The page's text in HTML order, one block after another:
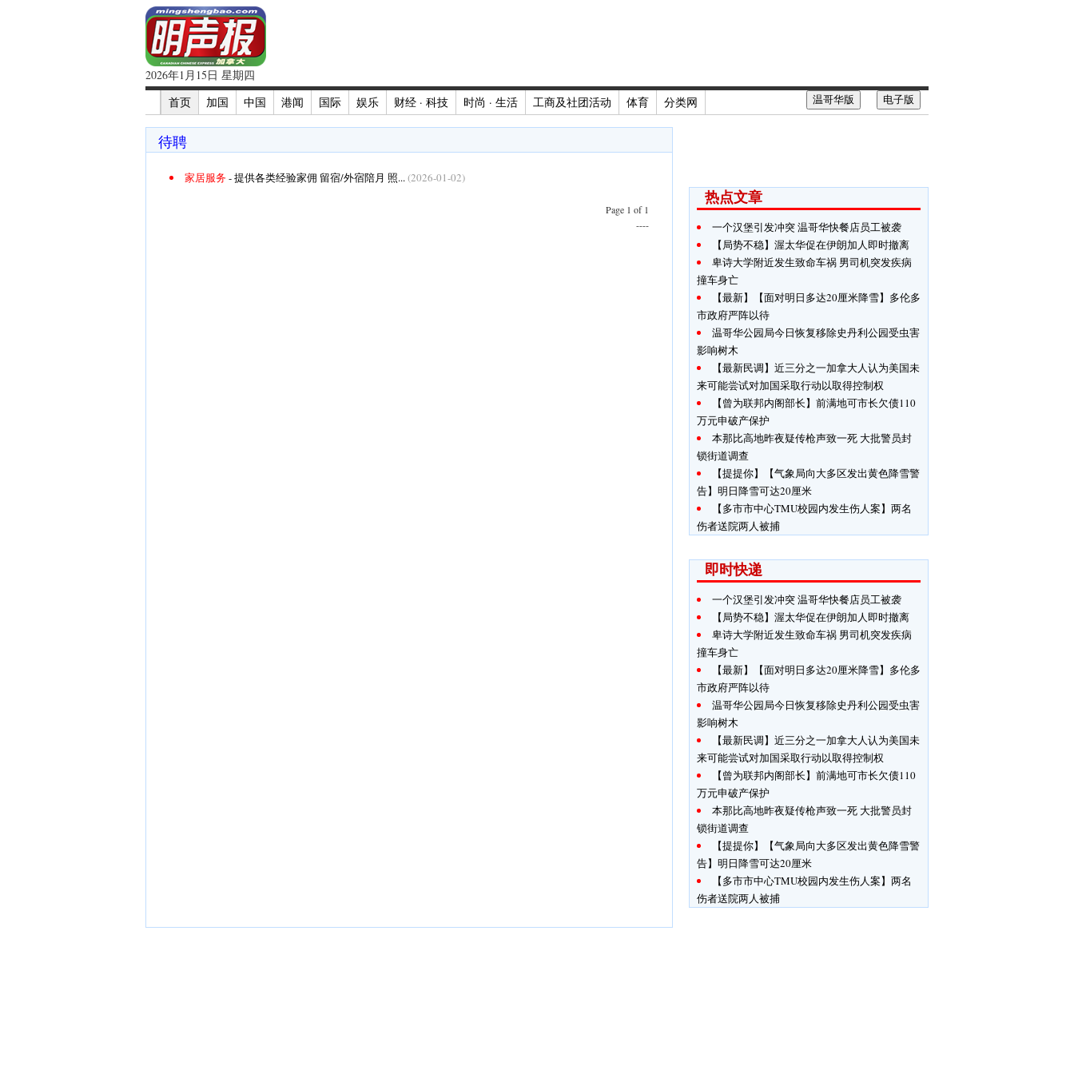
2026年1月15日 星期四
首页
加国 中国 港闻 国际 娱乐 财经 · 科技 时尚 · 生活 工商及社团活动 体育 分类网 电子版
温哥华版
待聘
家居服务- 提供各类经验家佣 留宿/外宿陪月 照...(2026-01-02)
Page 1 of 1
----
热点文章
一个汉堡引发冲突 温哥华快餐店员工被袭
【局势不稳】渥太华促在伊朗加人即时撤离
卑诗大学附近发生致命车祸 男司机突发疾病
撞车身亡
【最新】【面对明日多达20厘米降雪】多伦多
市政府严阵以待
温哥华公园局今日恢复移除史丹利公园受虫害
影响树木
【最新民调】近三分之一加拿大人认为美国未
来可能尝试对加国采取行动以取得控制权
【曾为联邦内阁部长】前满地可市长欠债110
万元申破产保护
本那比高地昨夜疑传枪声致一死 大批警员封
锁街道调查
【提提你】【气象局向大多区发出黄色降雪警
告】明日降雪可达20厘米
【多市市中心TMU校园内发生伤人案】两名
伤者送院两人被捕
即时快递
一个汉堡引发冲突 温哥华快餐店员工被袭
【局势不稳】渥太华促在伊朗加人即时撤离
卑诗大学附近发生致命车祸 男司机突发疾病
撞车身亡
【最新】【面对明日多达20厘米降雪】多伦多
市政府严阵以待
温哥华公园局今日恢复移除史丹利公园受虫害
影响树木
【最新民调】近三分之一加拿大人认为美国未
来可能尝试对加国采取行动以取得控制权
【曾为联邦内阁部长】前满地可市长欠债110
万元申破产保护
本那比高地昨夜疑传枪声致一死 大批警员封
锁街道调查
【提提你】【气象局向大多区发出黄色降雪警
告】明日降雪可达20厘米
【多市市中心TMU校园内发生伤人案】两名
伤者送院两人被捕